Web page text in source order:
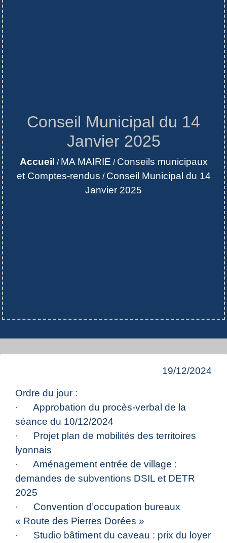
Conseil Municipal du 14
Janvier 2025
Accueil / MA MAIRIE / Conseils municipaux
et Comptes-rendus / Conseil Municipal du 14
Janvier 2025
19/12/2024
Ordre du jour :
· Approbation du procès-verbal de la
séance du 10/12/2024
· Projet plan de mobilités des territoires
lyonnais
· Aménagement entrée de village :
demandes de subventions DSIL et DETR
2025
· Convention d’occupation bureaux
« Route des Pierres Dorées »
· Studio bâtiment du caveau : prix du loyer